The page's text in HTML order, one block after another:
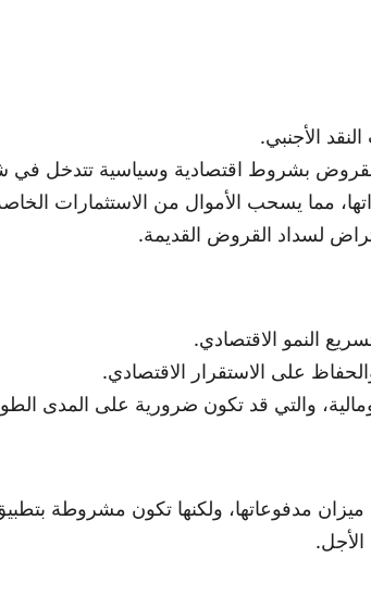
الأجنبي.
بشروط اقتصادية وسياسية تتدخل في
مما يسحب الأموال من الاستثمارات
لسداد القروض القديمة.
النمو الاقتصادي.
على الاستقرار الاقتصادي.
والتي قد تكون ضرورية على المدى
مدفوعاتها، ولكنها تكون مشروطة